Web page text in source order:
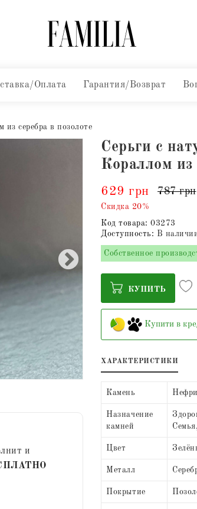
Оплата Гарантия/Возврат
серебра в позолоте
и
Серьги с
Кораллом из
629 грн 787 грн
Скидка 20%
Код товара: 03273
Доступность: В
Собственное
КУПИТЬ
Купити в
ХАРАКТЕРИСТИКИ
Камень
Назначение
камней
Цвет
Металл
Покрытие